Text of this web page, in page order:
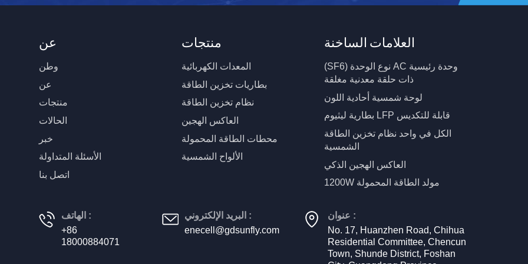
عن
وطن
عن
منتجات
الحالات
خبر
الأسئلة المتداولة
اتصل بنا
منتجات
المعدات الكهربائية
بطاريات تخزين الطاقة
نظام تخزين الطاقة
العاكس الهجين
محطات الطاقة المحمولة
الألواح الشمسية
العلامات الساخنة
(SF6) نوع الوحدة AC وحدة رئيسية
ذات حلقة معدنية مغلقة
لوحة شمسية أحادية اللون
بطارية ليثيوم LFP قابلة للتكديس
الكل في واحد نظام تخزين الطاقة
الشمسية
العاكس الهجين الذكي
1200W مولد الطاقة المحمولة
الهاتف :
+86
18000884071
البريد الإلكتروني :
enecell@gdsunfly.com
عنوان :
No. 17, Huanzhen Road, Chihua
Residential Committee, Chencun
Town, Shunde District, Foshan